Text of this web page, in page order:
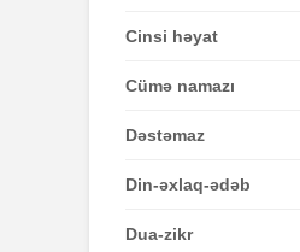
Cinsi həyat
Cümə namazı
Dəstəmaz
Din-əxlaq-ədəb
Dua-zikr